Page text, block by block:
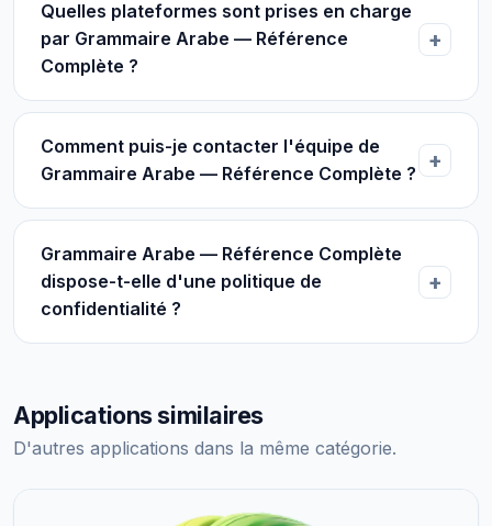
Quelles plateformes sont prises en charge
par Grammaire Arabe — Référence
Complète ?
Comment puis-je contacter l'équipe de
Grammaire Arabe — Référence Complète ?
Grammaire Arabe — Référence Complète
dispose-t-elle d'une politique de
confidentialité ?
Applications similaires
D'autres applications dans la même catégorie.